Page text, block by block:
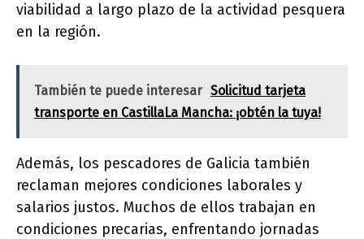
viabilidad a largo plazo de la actividad pesquera
en la región.
También te puede interesar Solicitud tarjeta
transporte en CastillaLa Mancha: ¡obtén la tuya!
Además, los pescadores de Galicia también
reclaman mejores condiciones laborales y
salarios justos. Muchos de ellos trabajan en
condiciones precarias, enfrentando jornadas